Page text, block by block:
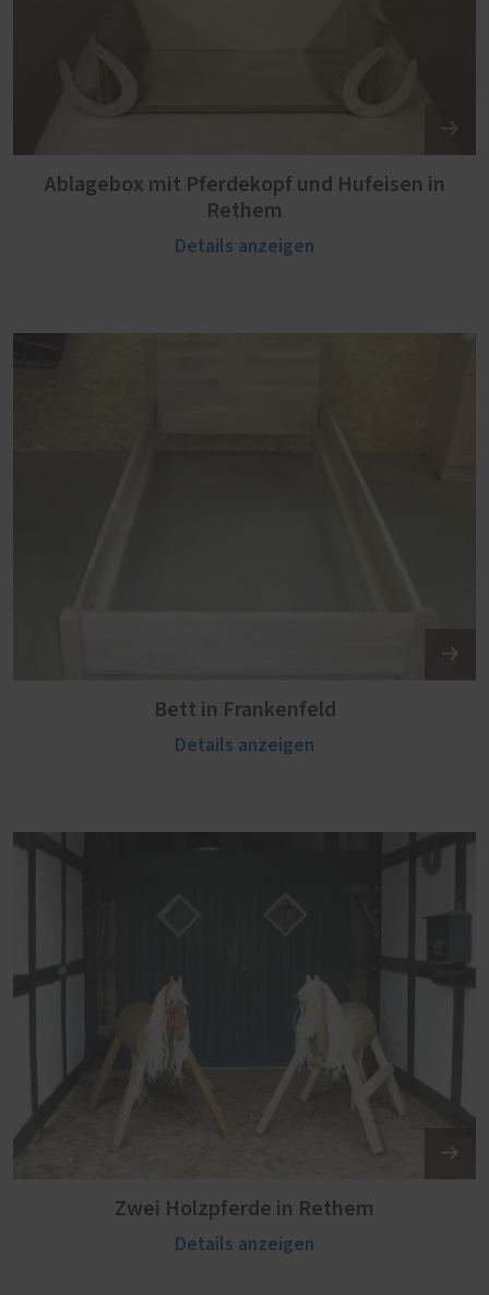
Ablagebox mit Pferdekopf und Hufeisen in
Rethem
Details anzeigen
Bett in Frankenfeld
Details anzeigen
Zwei Holzpferde in Rethem
Details anzeigen